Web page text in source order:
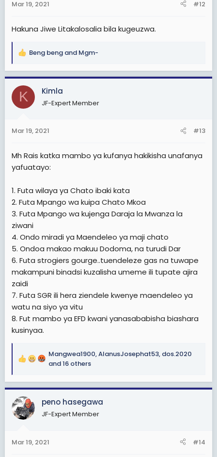
s
Mar 19, 2021 #12
Hakuna Jiwe Litakalosalia bila kugeuzwa.
R
a
c
i
s
Beng beng and Mgm-
K Kimla
JF-Expert Member
Mar 19, 2021 #13
Mh Rais katka mambo ya kufanya hakikisha unafanya
yafuatayo:
1. Futa wilaya ya Chato ibaki kata
2. Futa Mpango wa kuipa Chato Mkoa
3. Futa Mpango wa kujenga Daraja la Mwanza la
ziwani
4. Ondo miradi ya Maendeleo ya maji chato
5. Ondoa makao makuu Dodoma, na turudi Dar
6. Futa strogiers gourge..tuendeleze gas na tuwape
makampuni binadsi kuzalisha umeme ili tupate ajira
zaidi
7. Futa SGR ili hera ziendele kwenye maendeleo ya
watu na siyo ya vitu
8. Fut mambo ya EFD kwani yanasababisha biashara
kusinyaa.
R
a
c
t
i
o
s
Mangwea1900,AlanusJosephat53, dos.2020
and 16 others
peno hasegawa
JF-Expert Member
Mar 19, 2021 #14